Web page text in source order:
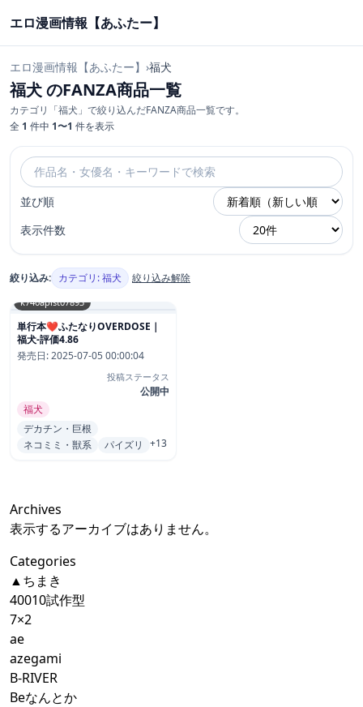
エロ漫画情報【あふたー】
エロ漫画情報【あふたー】 ›福犬
福犬 のFANZA商品一覧
カテゴリ「福犬」で絞り込んだFANZA商品一覧です。
全 1 件中 1〜1 件を表示
並び順
表示件数
絞り込み: カテゴリ: 福犬 絞り込み解除
k740aplst07893
単行本❤ふたなりOVERDOSE｜
福犬-評価4.86
発売日:2025-07-05 00:00:04
投稿ステータス
公開中
福犬
デカチン・巨根
ネコミミ・獣系
パイズリ +13
Archives
表示するアーカイブはありません。
Categories
▲ちまき
40010試作型
7×2
ae
azegami
B-RIVER
Beなんとか